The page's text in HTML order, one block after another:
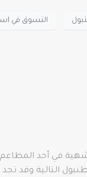
التسوق في
شهية في أحد المطاعم
التالية وقد تجد